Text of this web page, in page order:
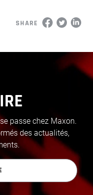
SHARE
passe chez Maxon.
des actualités,